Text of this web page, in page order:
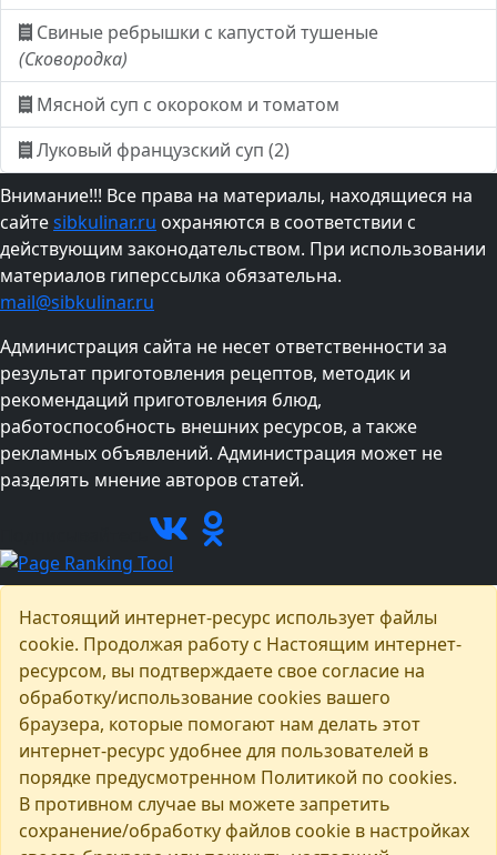
Свиные ребрышки с капустой тушеные
(Сковородка)
Мясной суп с окороком и томатом
Луковый французский суп (2)
Внимание!!! Все права на материалы, находящиеся на
сайтеsibkulinar.ru охраняются в соответствии с
действующим законодательством. При использовании
материалов гиперссылка обязательна.
mail@sibkulinar.ru
Администрация сайта не несет ответственности за
результат приготовления рецептов, методик и
рекомендаций приготовления блюд,
работоспособность внешних ресурсов, а также
рекламных объявлений. Администрация может не
разделять мнение авторов статей.
Настоящий интернет-ресурс использует файлы
cookie. Продолжая работу с Настоящим интернет-
ресурсом, вы подтверждаете свое согласие на
обработку/использование cookies вашего
браузера, которые помогают нам делать этот
интернет-ресурс удобнее для пользователей в
порядке предусмотренном Политикой по cookies.
В противном случае вы можете запретить
сохранение/обработку файлов cookie в настройках